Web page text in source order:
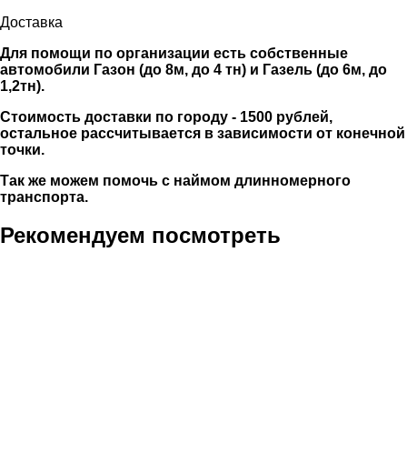
Доставка
Для помощи по организации есть собственные
автомобили Газон (до 8м, до 4 тн) и Газель (до 6м, до
1,2тн).
Стоимость доставки по городу - 1500 рублей,
остальное рассчитывается в зависимости от конечной
точки.
Так же можем помочь с наймом длинномерного
транспорта.
Рекомендуем посмотреть